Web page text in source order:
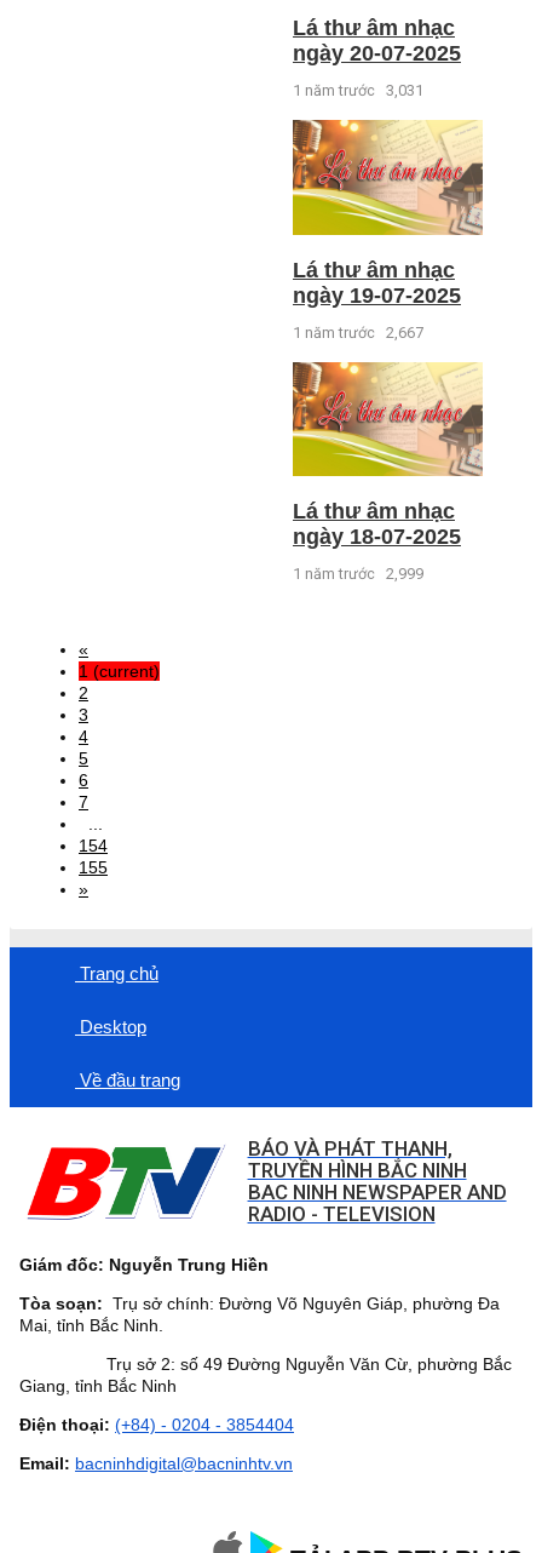
Lá thư âm nhạc
ngày 20-07-2025
1 năm trước 3,031
Lá thư âm nhạc
ngày 19-07-2025
1 năm trước 2,667
Lá thư âm nhạc
ngày 18-07-2025
1 năm trước 2,999
«
1 (current)
2
3
4
5
6
7
154
155
»
Trang chủ
Desktop
Về đầu trang
BÁO VÀ PHÁT THANH,
TRUYỀN HÌNH BẮC NINH
BAC NINH NEWSPAPER AND
RADIO - TELEVISION
Giám đốc: Nguyễn Trung Hiền
Tòa soạn: Trụ sở chính: Đường Võ Nguyên Giáp, phường Đa
Mai, tỉnh Bắc Ninh.
Trụ sở 2: số 49 Đường Nguyễn Văn Cừ, phường Bắc
Giang, tỉnh Bắc Ninh
Điện thoại: (+84) - 0204 - 3854404
Email: bacninhdigital@bacninhtv.vn